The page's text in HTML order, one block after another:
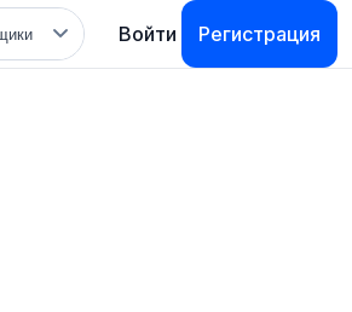
Войти Регистрация